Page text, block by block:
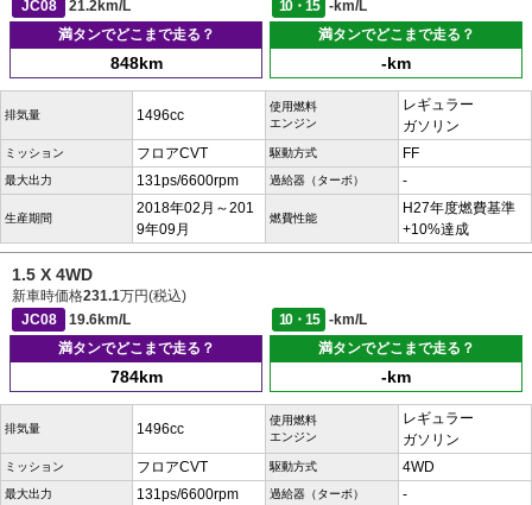
JC08
21.2km/L 10・15
-km/L
満タンでどこまで走る？
848km
満タンでどこまで走る？
-km
排気量 1496cc
使用燃料
エンジン
レギュラー
ガソリン
ミッション フロアCVT 駆動方式 FF
最大出力 131ps/6600rpm 過給器（ターボ） -
生産期間
2018年02月～201
9年09月
燃費性能
H27年度燃費基準
+10%達成
1.5 X 4WD
新車時価格231.1万円(税込)
JC08
19.6km/L 10・15
-km/L
満タンでどこまで走る？
784km
満タンでどこまで走る？
-km
排気量 1496cc
使用燃料
エンジン
レギュラー
ガソリン
ミッション フロアCVT 駆動方式 4WD
最大出力 131ps/6600rpm 過給器（ターボ） -